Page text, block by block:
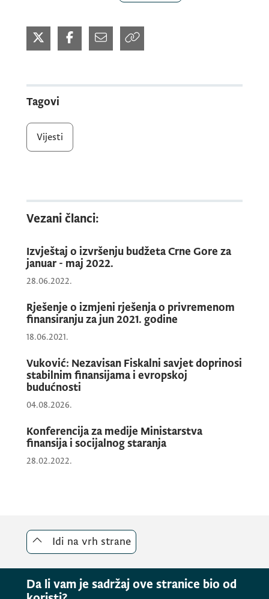
Tagovi
Vijesti
Vezani članci:
Izvještaj o izvršenju budžeta Crne Gore za
januar - maj 2022.
28.06.2022.
Rješenje o izmjeni rješenja o privremenom
finansiranju za jun 2021. godine
18.06.2021.
Vuković: Nezavisan Fiskalni savjet doprinosi
stabilnim finansijama i evropskoj
budućnosti
04.08.2026.
Konferencija za medije Ministarstva
finansija i socijalnog staranja
28.02.2022.
Idi na vrh strane
Da li vam je sadržaj ove stranice bio od